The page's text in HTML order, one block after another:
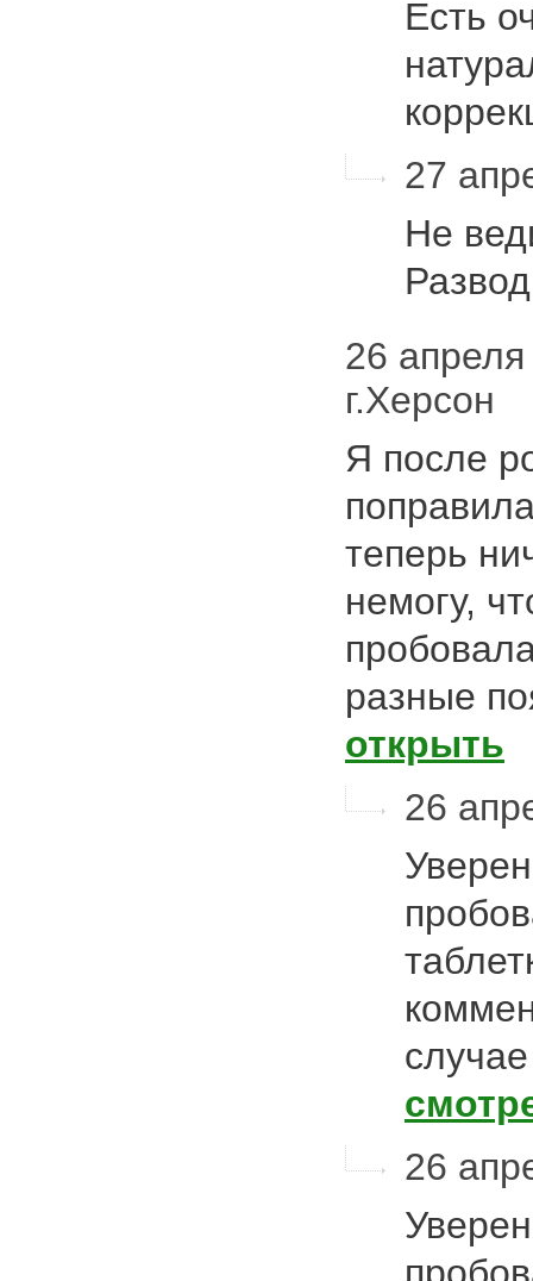
Есть
27
Не
26
г.Херсон
Я после
теперь
немогу,
разные
открыть
26
26